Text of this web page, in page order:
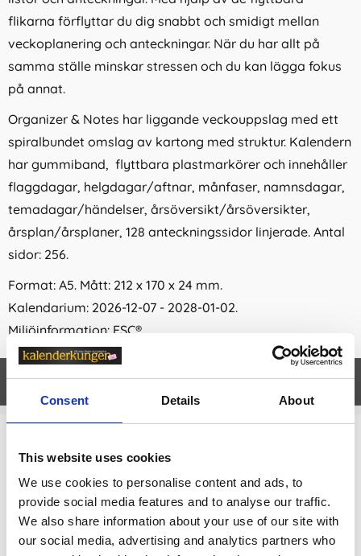
Consent Details About
This website uses cookies
We use cookies to personalise content and ads, to
provide social media features and to analyse our traffic.
We also share information about your use of our site with
our social media, advertising and analytics partners who
flikarna förflyttar du dig snabbt och smidigt mellan
veckoplanering och anteckningar. När du har allt på
samma ställe minskar stressen och du kan lägga fokus
på annat.
Organizer & Notes har liggande veckouppslag med ett
spiralbundet omslag av kartong med struktur. Kalendern
har gummiband, flyttbara plastmarkörer och innehåller
flaggdagar, helgdagar/aftnar, månfaser, namnsdagar,
temadagar/händelser, årsöversikt/årsöversikter,
årsplan/årsplaner, 128 anteckningssidor linjerade. Antal
sidor: 256.
Format: A5. Mått: 212 x 170 x 24 mm.
Kalendarium: 2026-12-07 - 2028-01-02.
Miljöinformation: FSC®.
Egenskaper
Relaterade kategorier
Kalendrar & almanackor för 2027 /Designade kalen
drar
Kalendrar & almanackor för 2027